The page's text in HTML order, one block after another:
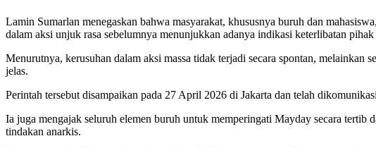
Lamin Sumarlan menegaskan bahwa masyarakat, khususnya buruh dan
dalam aksi unjuk rasa sebelumnya menunjukkan adanya indikasi keterlibatan
Menurutnya, kerusuhan dalam aksi massa tidak terjadi secara spontan,
jelas.
Perintah tersebut disampaikan pada 27 April 2026 di Jakarta dan telah
Ia juga mengajak seluruh elemen buruh untuk memperingati Mayday secara tertib
tindakan anarkis.